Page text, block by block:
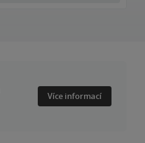
Více informací